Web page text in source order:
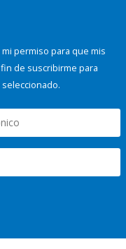
permiso para que mis
de suscribirme para